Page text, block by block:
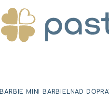
BARBIE MINI BARBIELNAD